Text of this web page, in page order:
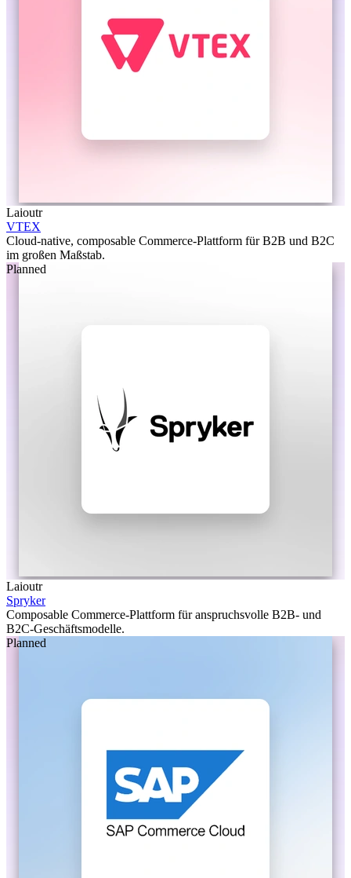
Laioutr
VTEX
Cloud-native, composable Commerce-Plattform für B2B und B2C
im großen Maßstab.
Planned
Laioutr
Spryker
Composable Commerce-Plattform für anspruchsvolle B2B- und
B2C-Geschäftsmodelle.
Planned